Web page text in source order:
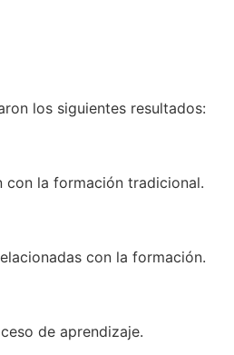
los siguientes resultados:
con la formación tradicional.
con la formación.
de aprendizaje.